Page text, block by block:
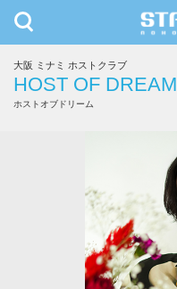
九州・沖縄 北海道・東北
toggle
navigation
大阪 ミナミ ホストクラブ
HOST OF DREAM
ホストオブドリーム